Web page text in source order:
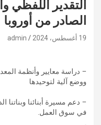
التقدير اللفظي
الصادر من أوروبا
19 أغسطس، 2024 admin
– دراسة معايير وأنظمة
ووضع آلية لتوحيدها
– دعم مسيرة أبنائنا وبناتنا
في سوق العمل.